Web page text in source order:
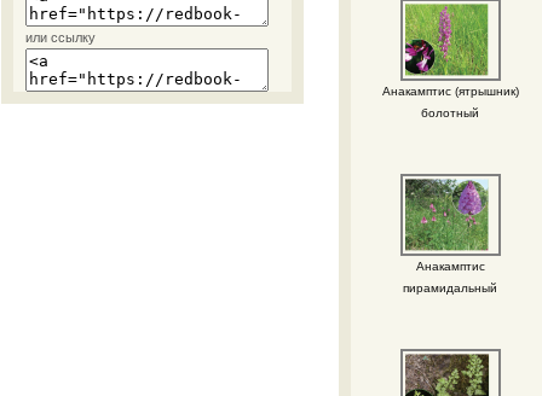
или ссылку
Анакамптис (ятрышник)
болотный
Анакамптис
пирамидальный